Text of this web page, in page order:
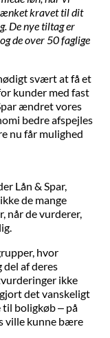
kravet til dit
De nye tiltag er
de over 50 faglige
svært at få et
kunder med fast
ændret vores
bedre afspejles
nu får mulighed
Lån & Spar,
de mange
når de vurderer,
hvor
af deres
ikke
det vanskeligt
til boligkøb – på
ville kunne bære